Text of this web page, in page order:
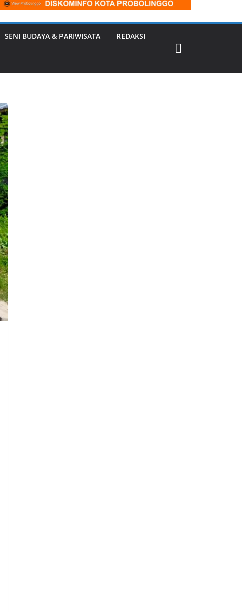
SENI BUDAYA & PARIWISATA REDAKSI